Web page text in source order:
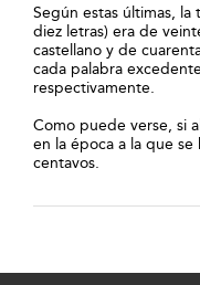
Según estas últimas, la
diez letras) era de
castellano y de
cada palabra
respectivamente.
Como puede verse, si
en la época a la que
centavos.